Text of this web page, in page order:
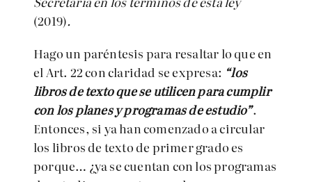
(2019).
Hago un paréntesis para resaltar lo que en
el Art. 22 con claridad se expresa: “los
libros de texto que se utilicen para cumplir
con los planes y programas de estudio”.
Entonces, si ya han comenzado a circular
los libros de texto de primer grado es
porque… ¿ya se cuentan con los programas